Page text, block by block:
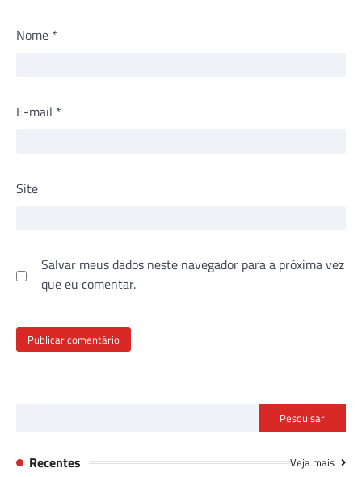
Nome *
E-mail *
Site
Salvar meus dados neste navegador para a próxima vez
que eu comentar.
Pesquisar
Recentes Veja mais